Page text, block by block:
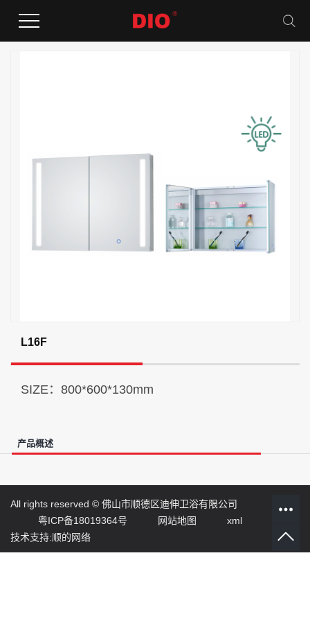
L16F
SIZE：800*600*130mm
产品概述
All rights reserved © 佛山市顺德区迪伸卫浴有限公司
粤ICP备18019364号
网站地图
xml
技术支持:顺的网络